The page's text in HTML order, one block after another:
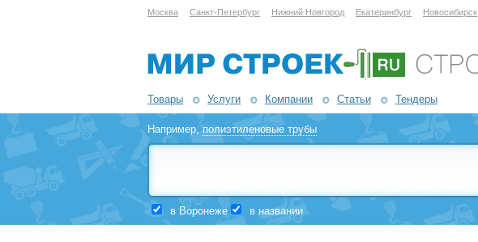
Москва Санкт-Петербург Нижний Новгород Екатеринбург Новосибирск
Товары Услуги Компании Статьи Тендеры
Например,полиэтиленовые трубы
в Воронеже в названии